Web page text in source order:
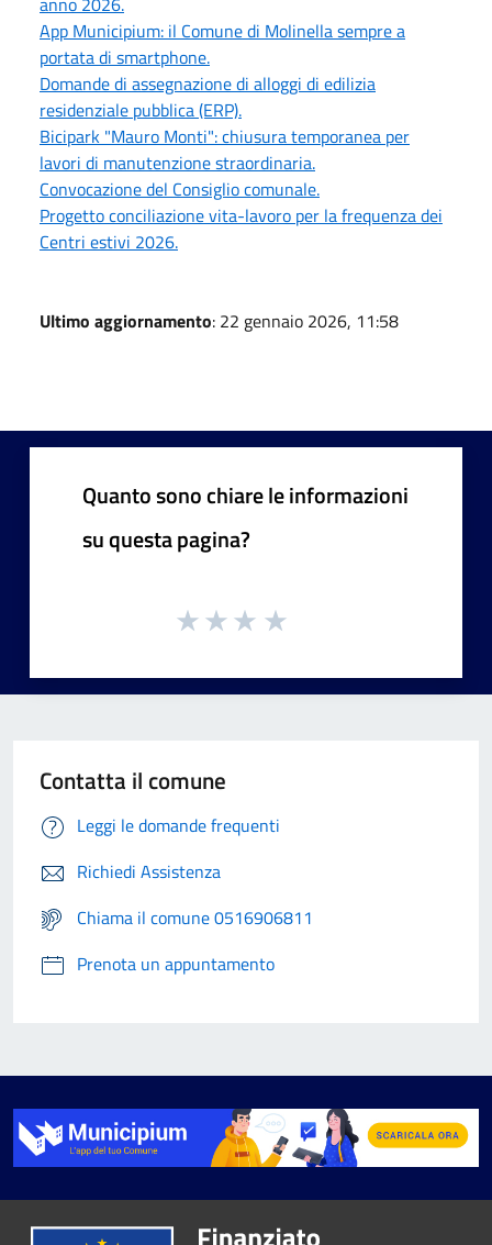
App Municipium: il Comune di Molinella sempre a
portata di smartphone.
Domande di assegnazione di alloggi di edilizia
residenziale pubblica (ERP).
Bicipark "Mauro Monti": chiusura temporanea per
lavori di manutenzione straordinaria.
Convocazione del Consiglio comunale.
Progetto conciliazione vita-lavoro per la frequenza dei
Centri estivi 2026.
Ultimo aggiornamento: 22 gennaio 2026, 11:58
Quanto sono chiare le informazioni
su questa pagina?
Contatta il comune
Leggi le domande frequenti
Richiedi Assistenza
Chiama il comune 0516906811
Prenota un appuntamento